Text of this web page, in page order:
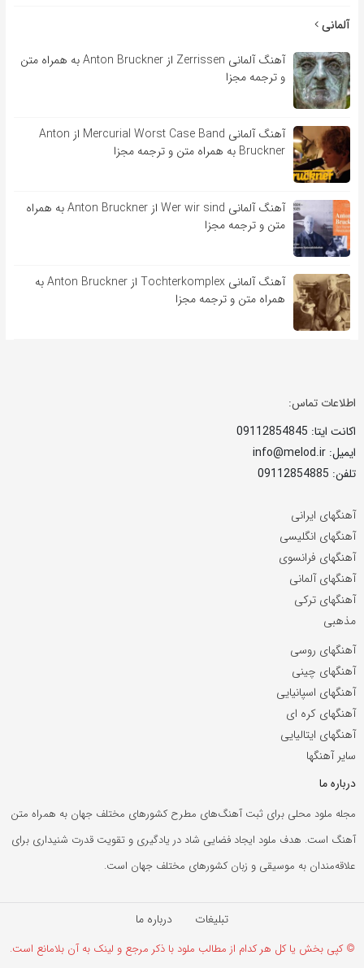
آلمانی
آهنگ آلمانی Zerrissen از Anton Bruckner به همراه متن
و ترجمه مجزا
آهنگ آلمانی Mercurial Worst Case Band از Anton
Bruckner به همراه متن و ترجمه مجزا
آهنگ آلمانی Wer wir sind از Anton Bruckner به همراه
متن و ترجمه مجزا
آهنگ آلمانی Tochterkomplex از Anton Bruckner به
همراه متن و ترجمه مجزا
اطلاعات تماس:
اکانت ایتا: 09112854845
ایمیل: info@melod.ir
تلفن: 09112854885
آهنگهای ایرانی
آهنگهای انگلیسی
آهنگهای فرانسوی
آهنگهای آلمانی
آهنگهای ترکی
مذهبی
آهنگهای روسی
آهنگهای چینی
آهنگهای اسپانیایی
آهنگهای کره ای
آهنگهای ایتالیایی
سایر آهنگها
درباره ما
مجله ملود محلی برای ثبت آهنگ‌های مطرح کشورهای مختلف جهان به همراه متن
آهنگ است. هدف ملود ایجاد فضایی شاد در یادگیری و تقویت قدرت شنیداری برای
علاقه‌مندان به موسیقی و زبان کشورهای مختلف جهان است.
تبلیغات درباره ما
© کپی بخش یا کل هر کدام از مطالب ملود با ذکر مرجع و لینک به آن بلامانع است.